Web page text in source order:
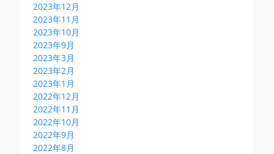
2023年12月
2023年11月
2023年10月
2023年9月
2023年3月
2023年2月
2023年1月
2022年12月
2022年11月
2022年10月
2022年9月
2022年8月